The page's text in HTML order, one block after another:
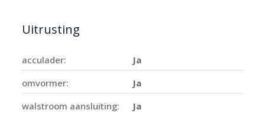
Uitrusting
acculader:
Ja
omvormer:
Ja
walstroom aansluiting:
Ja